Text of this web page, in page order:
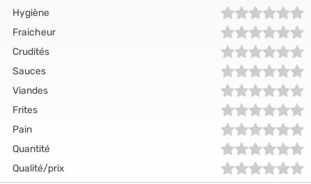
Hygiène
Fraicheur
Crudités
Sauces
Viandes
Frites
Pain
Quantité
Qualité/prix